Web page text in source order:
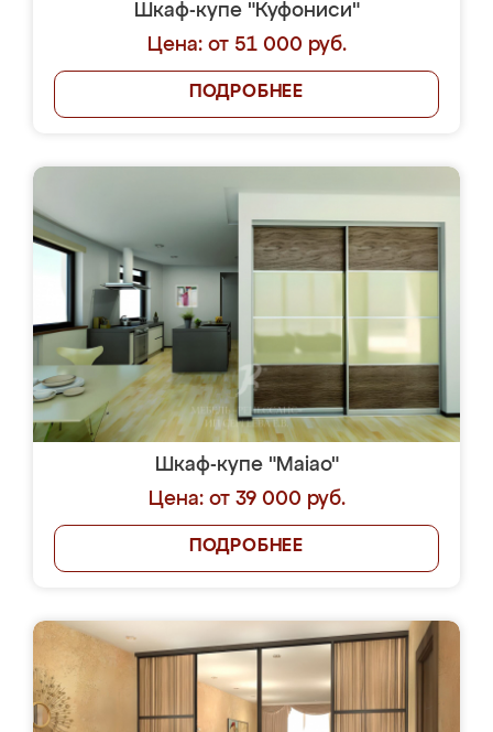
Шкаф-купе "Куфониси"
Цена: от 51 000 руб.
ПОДРОБНЕЕ
Шкаф-купе "Maiao"
Цена: от 39 000 руб.
ПОДРОБНЕЕ